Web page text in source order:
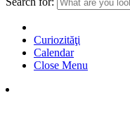
Curiozităţi
Calendar
Close Menu